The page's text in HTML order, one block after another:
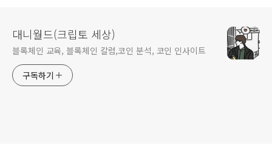
대니월드(크립토 세상)
블록체인 교육, 블록체인 칼럼,코인 분석, 코인 인사이트
구독하기